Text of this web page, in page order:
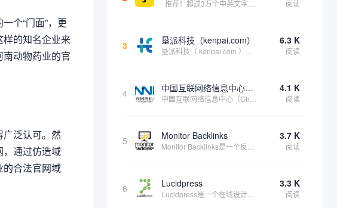
个“门面”，更
的知名企业来
动物药业的官
广泛认可。然
，通过仿造域
的合法官网域
阅读
3 垦派科技（kenpai.com） 6.3 K
阅读
4 中国互联网络信息中心（CNNIC） 4.1 K
阅读
5 Monitor Backlinks 3.7 K
阅读
6 Lucidpress 3.3 K
阅读